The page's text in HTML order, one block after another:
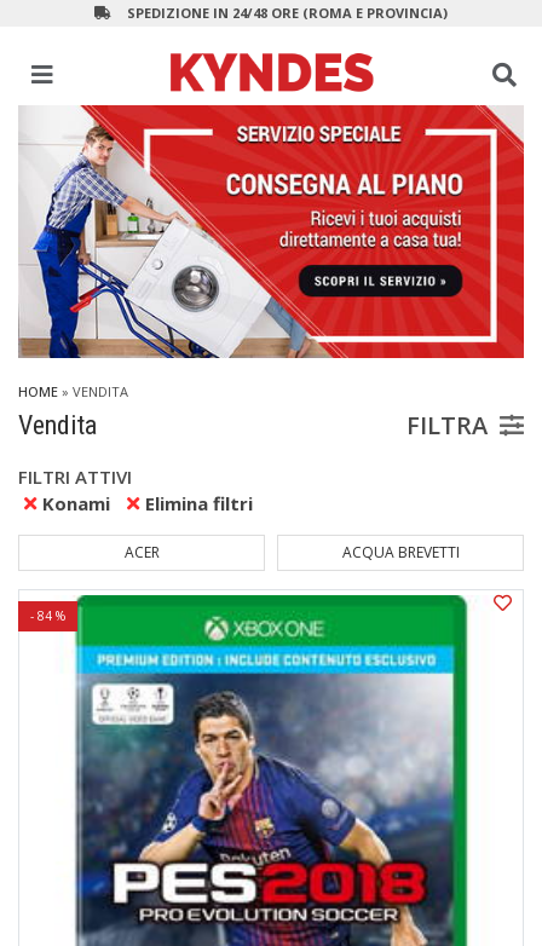
SPEDIZIONE IN 24/48 ORE (ROMA E PROVINCIA)
HOME » VENDITA
Vendita FILTRA
FILTRI ATTIVI
Konami
Elimina filtri
ACER ACQUA BREVETTI
- 84 %